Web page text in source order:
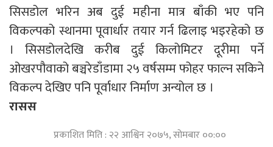
सिसडोल भरिन अब दुई महीना मात्र बाँकी भए पनि
विकल्पको स्थानमा पूवार्धार तयार गर्न ढिलाइ भइरहेको छ
। सिसडोलदेखि करीब दुई किलोमिटर दूरीमा पर्ने
ओखरपौवाको बञ्चरेडाँडामा २५ वर्षसम्म फोहर फाल्न सकिने
विकल्प देखिए पनि पूर्वाधार निर्माण अन्योल छ ।
रासस
प्रकाशित मिति : २२ आश्विन २०७५, सोमबार ००:००